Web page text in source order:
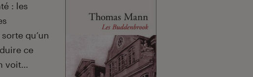
: les
qu’un
ce
voit…